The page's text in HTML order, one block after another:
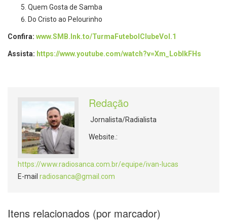
Quem Gosta de Samba
Do Cristo ao Pelourinho
Confira: www.SMB.lnk.to/TurmaFutebolClubeVol.1
Assista: https://www.youtube.com/watch?v=Xm_LobIkFHs
Redação
Jornalista/Radialista
Website.:
https://www.radiosanca.com.br/equipe/ivan-lucas
E-mail radiosanca@gmail.com
Itens relacionados (por marcador)